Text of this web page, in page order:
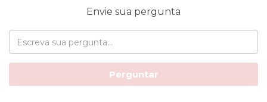
Envie sua pergunta
Perguntar